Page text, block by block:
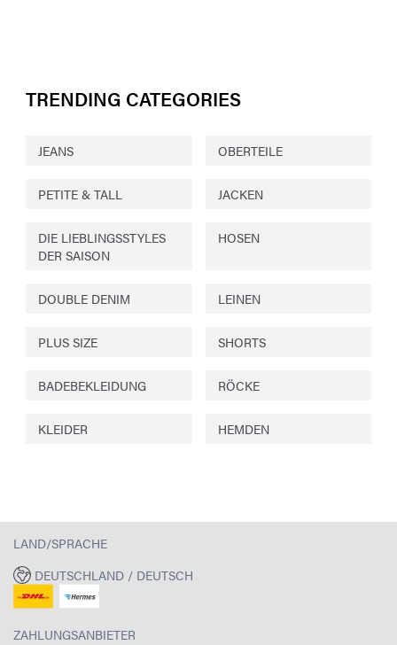
TRENDING CATEGORIES
JEANS OBERTEILE
PETITE & TALL JACKEN
DIE LIEBLINGSSTYLES
DER SAISON
HOSEN
DOUBLE DENIM LEINEN
PLUS SIZE SHORTS
BADEBEKLEIDUNG RÖCKE
KLEIDER HEMDEN
LAND/SPRACHE
DEUTSCHLAND / DEUTSCH
ZAHLUNGSANBIETER